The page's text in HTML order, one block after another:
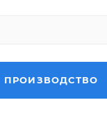
ПРОИЗВОДСТВО